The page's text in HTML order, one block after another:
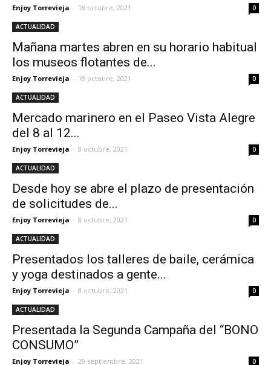
Enjoy Torrevieja - 18 octubre, 2021 0
ACTUALIDAD
Mañana martes abren en su horario habitual
los museos flotantes de...
Enjoy Torrevieja - 18 octubre, 2021 0
ACTUALIDAD
Mercado marinero en el Paseo Vista Alegre
del 8 al 12...
Enjoy Torrevieja - 8 octubre, 2021 0
ACTUALIDAD
Desde hoy se abre el plazo de presentación
de solicitudes de...
Enjoy Torrevieja - 8 octubre, 2021 0
ACTUALIDAD
Presentados los talleres de baile, cerámica
y yoga destinados a gente...
Enjoy Torrevieja - 8 octubre, 2021 0
ACTUALIDAD
Presentada la Segunda Campaña del “BONO
CONSUMO”
Enjoy Torrevieja - 29 septiembre, 2021 0